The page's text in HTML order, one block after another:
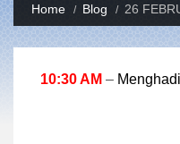
Home Blog 26
10:30 AM –